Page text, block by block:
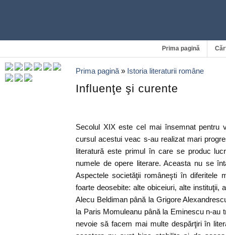
Prima pagină
Prima pagină » Istoria literaturii române
Influenţe şi curente
Secolul XIX este cel mai însemnat pentru
cursul acestui veac s-au realizat mari
literatură este primul în care se produc
numele de opere literare. Aceasta nu se
Aspectele societăţii româneşti în diferitele
foarte deosebite: alte obiceiuri, alte instituţii,
Alecu Beldiman până la Grigore
la Paris Momuleanu până la Eminescu n-au
nevoie să facem mai multe despărţiri în